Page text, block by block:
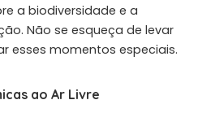
a biodiversidade e a
Não se esqueça de levar
esses momentos especiais.
ao Ar Livre